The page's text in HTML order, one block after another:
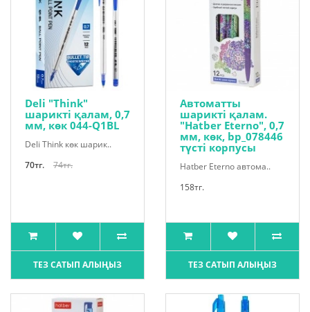
Deli "Think"
шарикті қалам, 0,7
мм, көк 044-Q1BL
Deli Think көк шарик..
70тг.
74тг.
ТЕЗ САТЫП АЛЫҢЫЗ
Автоматты
шарикті қалам.
"Hatber Eterno", 0,7
мм, көк, bp_078446
түсті корпусы
Hatber Eterno автома..
158тг.
ТЕЗ САТЫП АЛЫҢЫЗ